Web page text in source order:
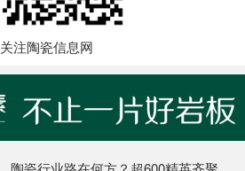
关注陶瓷信息网